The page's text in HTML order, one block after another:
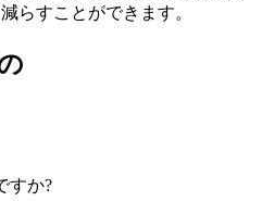
らすことができます。
すか?